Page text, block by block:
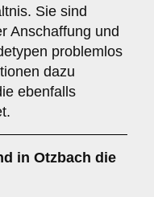
Sie sind
Anschaffung und
problemlos
dazu
ebenfalls
in Otzbach die